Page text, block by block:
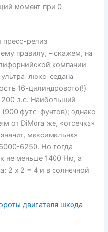
момент при 0
пресс-релиз
правилу, – скажем, на
компании
люкс-седана
16-цилиндрового(!)
л.с. Наибольший
футо-фунтов); однако
от DiMora же, «отсечка»
максимальная
6250. Но тогда
не меньше 1400 Нм, а
2 х 2 = 4 и в солнечной
двигателя шкода